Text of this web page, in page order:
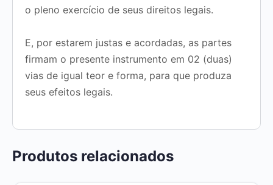
o pleno exercício de seus direitos legais.
E, por estarem justas e acordadas, as partes
firmam o presente instrumento em 02 (duas)
vias de igual teor e forma, para que produza
seus efeitos legais.
Produtos relacionados